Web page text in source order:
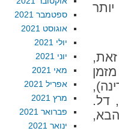
דל.
הבא,
ספטמבר 2021
אוגוסט 2021
יולי 2021
יוני 2021
מאי 2021
אפריל 2021
מרץ 2021
פברואר 2021
ינואר 2021